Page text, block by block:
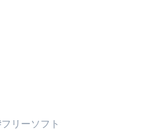
フリーソフト